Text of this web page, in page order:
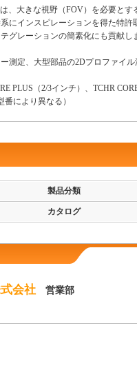
、大きな視野（FOV）を必要と
にインスピレーションを得た特
グレーションの簡素化にも貢献し
測定、大型部品の2Dプロファイ
PLUS（2/3インチ）、TCHR
番により異なる）
製品分類
カタログ
会社 営業部